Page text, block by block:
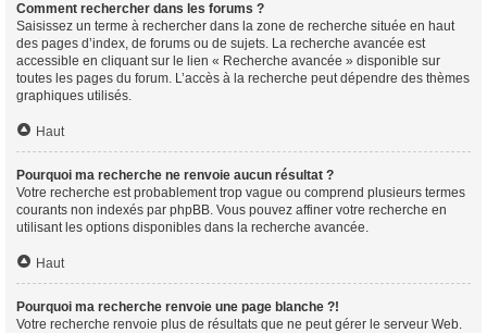
Comment rechercher dans les forums ?
Saisissez un terme à rechercher dans la zone de recherche située en haut
des pages d’index, de forums ou de sujets. La recherche avancée est
accessible en cliquant sur le lien « Recherche avancée » disponible sur
toutes les pages du forum. L’accès à la recherche peut dépendre des thèmes
graphiques utilisés.
Haut
Pourquoi ma recherche ne renvoie aucun résultat ?
Votre recherche est probablement trop vague ou comprend plusieurs termes
courants non indexés par phpBB. Vous pouvez affiner votre recherche en
utilisant les options disponibles dans la recherche avancée.
Haut
Pourquoi ma recherche renvoie une page blanche ?!
Votre recherche renvoie plus de résultats que ne peut gérer le serveur Web.